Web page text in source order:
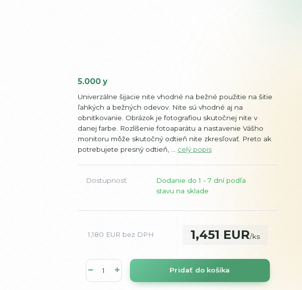
5.000 y
Univerzálne šijacie nite vhodné na bežné použitie na šitie
ľahkých a bežných odevov. Nite sú vhodné aj na
obnitkovanie. Obrázok je fotografiou skutočnej nite v
danej farbe. Rozlíšenie fotoaparátu a nastavenie Vášho
monitoru môže skutočný odtieň nite zkresľovať. Preto ak
potrebujete presný odtieň, ... celý popis
Dostupnosť
Dodanie do 1 - 7 dní podľa
stavu na sklade
1,451 EUR/ks
1,180 EUR bez DPH
Pridať do košíka